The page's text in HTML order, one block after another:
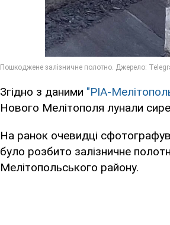
Згідно з даними "РІА-
Нового Мелітополя лунали
На ранок очевидці
було розбито залізничне
Мелітопольського району.